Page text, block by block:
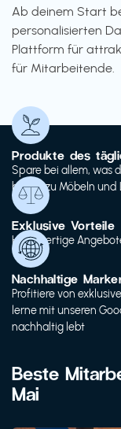
Ab deinem Start
personalisierten
Plattform für
für Mitarbeitende.
Produkte des
Spare bei allem, was
bis hin zu Möbeln und
Exklusive Vorteile
Hochwertige
Nachhaltige
Profitiere von
lerne mit unseren
nachhaltig lebt
Beste
Mai